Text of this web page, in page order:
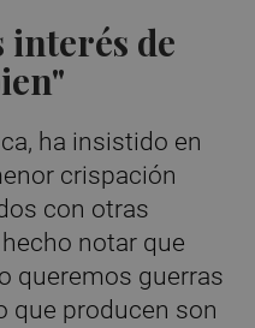
interés de
ha insistido en
crispación
con otras
notar que
queremos guerras
que producen son